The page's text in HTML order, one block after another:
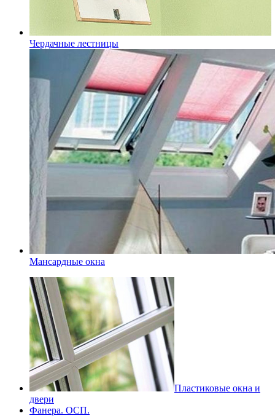
Чердачные лестницы
Мансардные окна
Пластиковые окна и
двери
Фанера. ОСП.